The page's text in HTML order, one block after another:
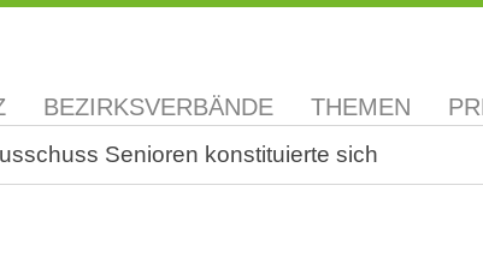
BEZIRKSVERBÄNDE THEMEN
Senioren konstituierte sich